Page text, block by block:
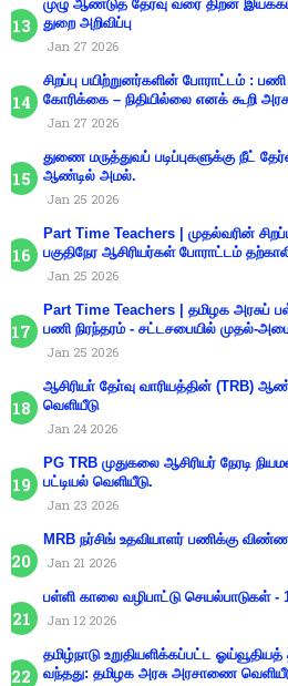
முழு ஆண்டுத் தேர்வு வரை திறன் இயக்கப்
துறை அறிவிப்பு
Jan 27 2026
சிறப்பு பயிற்றுனர்களின் போராட்டம் :
கோரிக்கை – நிதியில்லை எனக் கூறி அரசு
Jan 27 2026
துணை மருத்துவப் படிப்புகளுக்கு நீட்
ஆண்டில் அமல்.
Jan 25 2026
Part Time Teachers | முதல்வரின்
பகுதிநேர ஆசிரியர்கள் போராட்டம்
Jan 25 2026
Part Time Teachers | தமிழக அரசுப்
பணி நிரந்தரம் - சட்டசபையில் முதல்-
Jan 25 2026
ஆசிரியா் தோ்வு வாரியத்தின் (TRB)
வெளியீடு
Jan 24 2026
PG TRB முதுகலை ஆசிரியர் நேரடி
பட்டியல் வெளியீடு.
Jan 23 2026
MRB நர்சிங் உதவியாளர் பணிக்கு
Jan 21 2026
பள்ளி காலை வழிபாட்டு செயல்பாடுகள் -
Jan 12 2026
தமிழ்நாடு உறுதியளிக்கப்பட்ட
வந்தது: தமிழக அரசு அரசாணை